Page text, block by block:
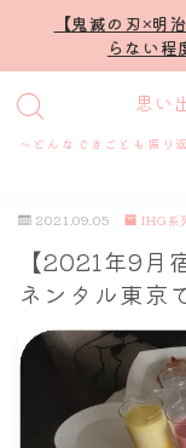
【鬼滅の刃×明
らない
思い
～どんなできごとも振
MENU
プロフィール
謎解き
ホテル滞在記
舞台・ライブ
2021.09.05 IHG系
【2021年9
ネンタル東京